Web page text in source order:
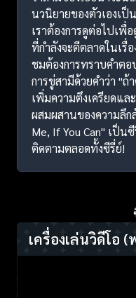
นวนิยายของตัวเองเป็
เราต้องการดูต่อไปเพื่
ที่กำลังจะตีตลาดในเ
ชมต้องการทราบคำต
การขู่สามีด้วยคำว่า "
เพิ่มความตึงเครียดแล
ผสมผสานของความลึ
Me, If You Can" เป็
ติดตามตลอดทั้งซีรี่ย์!
เครื่องเล่นวิดีโอ (